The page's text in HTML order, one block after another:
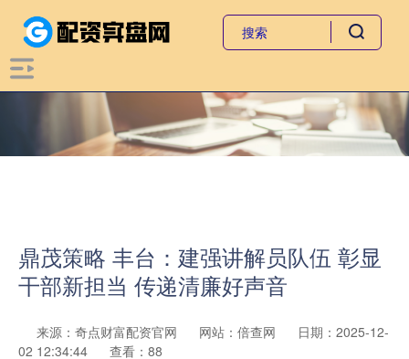
鼎茂策略 丰台：建强讲解员队伍 彰显
干部新担当 传递清廉好声音
来源：奇点财富配资官网 网站：倍查网
日期：2025-12-
02 12:34:44
查看：88